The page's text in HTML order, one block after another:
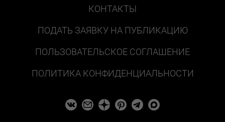
КОНТАКТЫ
ПОДАТЬ ЗАЯВКУ НА ПУБЛИКАЦИЮ
ПОЛЬЗОВАТЕЛЬСКОЕ СОГЛАШЕНИЕ
ПОЛИТИКА КОНФИДЕНЦИАЛЬНОСТИ